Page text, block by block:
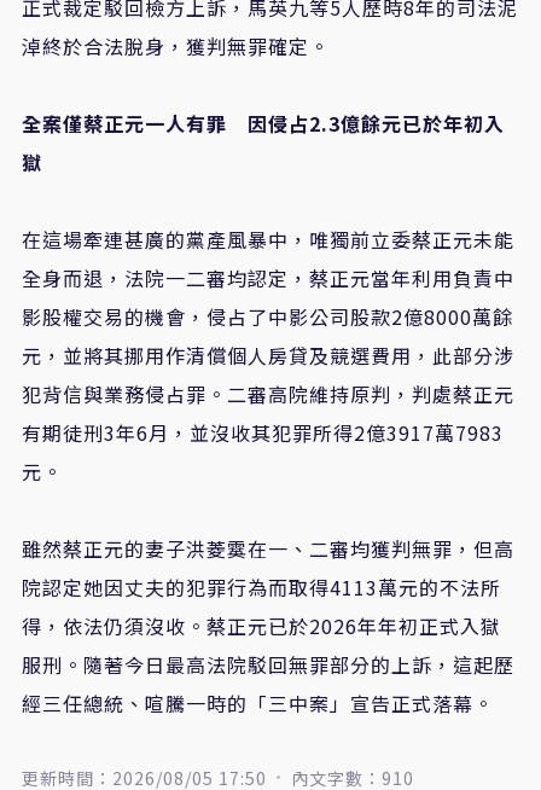
正式裁定駁回檢方上訴，馬英九等5人歷時8年的司法泥
淖終於合法脫身，獲判無罪確定。
全案僅蔡正元一人有罪 因侵占2.3億餘元已於年初入
獄
在這場牽連甚廣的黨產風暴中，唯獨前立委蔡正元未能
全身而退，法院一二審均認定，蔡正元當年利用負責中
影股權交易的機會，侵占了中影公司股款2億8000萬餘
元，並將其挪用作清償個人房貸及競選費用，此部分涉
犯背信與業務侵占罪。二審高院維持原判，判處蔡正元
有期徒刑3年6月，並沒收其犯罪所得2億3917萬7983
元。
雖然蔡正元的妻子洪菱霙在一、二審均獲判無罪，但高
院認定她因丈夫的犯罪行為而取得4113萬元的不法所
得，依法仍須沒收。蔡正元已於2026年年初正式入獄
服刑。隨著今日最高法院駁回無罪部分的上訴，這起歷
經三任總統、喧騰一時的「三中案」宣告正式落幕。
更新時間：2026/08/05 17:50 內文字數：910